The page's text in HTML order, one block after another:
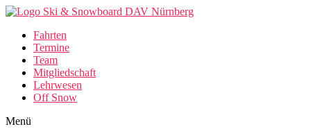
Fahrten
Termine
Team
Mitgliedschaft
Lehrwesen
Off Snow
Menü